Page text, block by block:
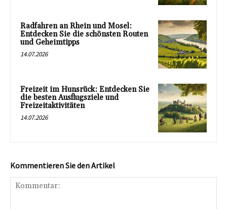
Radfahren an Rhein und Mosel:
Entdecken Sie die schönsten Routen
und Geheimtipps
14.07.2026
Freizeit im Hunsrück: Entdecken Sie
die besten Ausflugsziele und
Freizeitaktivitäten
14.07.2026
Kommentieren Sie den Artikel